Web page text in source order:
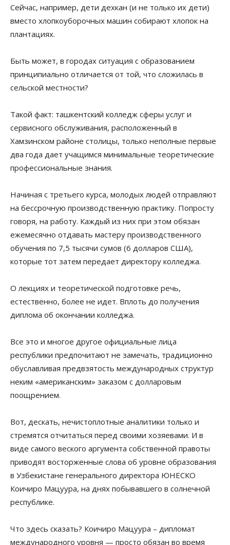
Сейчас, например, дети дехкан (и не только их дети)
вместо хлопкоуборочных машин собирают хлопок на
плантациях.
Быть может, в городах ситуация с образованием
принципиально отличается от той, что сложилась в
сельской местности?
Такой факт: ташкентский колледж сферы услуг и
сервисного обслуживания, расположенный в
Хамзинском районе столицы, только неполные первые
два года дает учащимся минимальные теоретические
профессиональные знания.
Начиная с третьего курса, молодых людей отправляют
на бессрочную производственную практику. Попросту
говоря, на работу. Каждый из них при этом обязан
ежемесячно отдавать мастеру производственного
обучения по 7,5 тысячи сумов (6 долларов США),
которые тот затем передает директору колледжа.
О лекциях и теоретической подготовке речь,
естественно, более не идет. Вплоть до получения
диплома об окончании колледжа.
Все это и многое другое официальные лица
республики предпочитают не замечать, традиционно
обуславливая предвзятость международных структур
неким «американским» заказом с долларовым
поощрением.
Вот, дескать, нечистоплотные аналитики только и
стремятся отчитаться перед своими хозяевами. И в
виде самого веского аргумента собственной правоты
приводят восторженные слова об уровне образования
в Узбекистане генерального директора ЮНЕСКО
Коичиро Мацуура, на днях побывавшего в солнечной
республике.
Что здесь сказать? Коичиро Мацуура – дипломат
международного уровня — просто обязан во время